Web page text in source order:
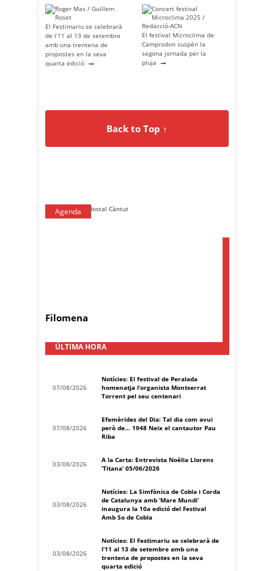
El Festimariu se celebrarà
de l’11 al 13 de setembre
amb una trentena de
propostes en la seva
quarta edició →
El festival Microclima de
Camprodon suspèn la
segona jornada per la
pluja →
Back to Top ↑
Agenda
Filomena
ÚLTIMA HORA
07/08/2026
Notícies: El festival de Peralada
homenatja l’organista Montserrat
Torrent pel seu centenari
07/08/2026
Efemèrides del Dia: Tal dia com avui
però de… 1948 Neix el cantautor Pau
Riba
03/08/2026
A la Carta: Entrevista Noèlia Llorens
‘Titana’ 05/06/2026
03/08/2026
Notícies: La Simfònica de Cobla i Corda
de Catalunya amb ‘Mare Mundi’
inaugura la 10a edició del Festival
Amb So de Cobla
03/08/2026
Notícies: El Festimariu se celebrarà de
l’11 al 13 de setembre amb una
trentena de propostes en la seva
quarta edició